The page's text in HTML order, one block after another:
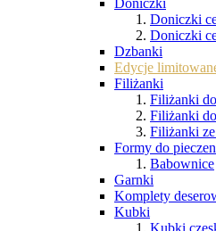
Doniczki
Doniczki
Doniczki
Dzbanki
Edycje
Filiżanki
Filiżanki
Filiżanki
Filiżanki
Formy do
Babownice
Garnki
Komplety
Kubki
Kubki